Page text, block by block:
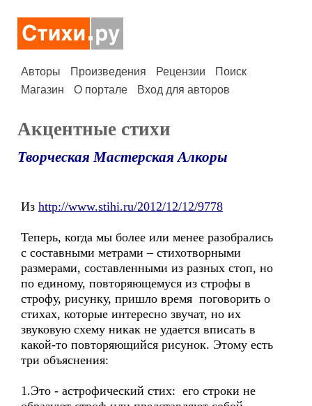
Авторы Произведения Рецензии
Поиск
Магазин
О портале Вход для авторов
Акцентные стихи
Творческая Мастерская Алкоры
Из http://www.stihi.ru/2012/12/12/9778
Теперь, когда мы более или менее разобрались
с составными метрами – стихотворными
размерами, составленными из разных стоп, но
по единому, повторяющемуся из строфы в
строфу, рисунку, пришло время поговорить о
стихах, которые интересно звучат, но их
звуковую схему никак не удается вписать в
какой-то повторяющийся рисунок. Этому есть
три объяснения:
1.Это - астрофический стих: его строки не